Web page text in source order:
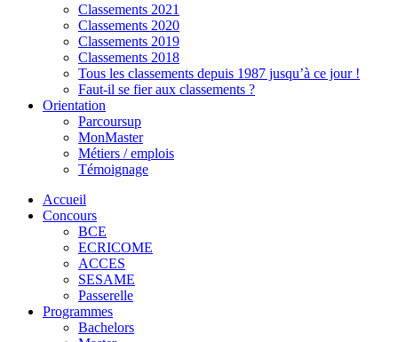
Classements 2021
Classements 2020
Classements 2019
Classements 2018
Tous les classements depuis 1987 jusqu’à ce jour !
Faut-il se fier aux classements ?
Orientation
Parcoursup
MonMaster
Métiers / emplois
Témoignage
Accueil
Concours
BCE
ECRICOME
ACCES
SESAME
Passerelle
Programmes
Bachelors